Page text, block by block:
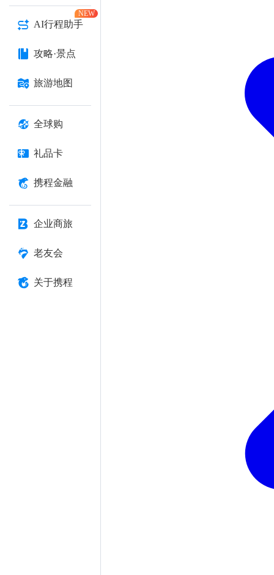
AI行程助手
NEW
攻略·景点
旅游地图
全球购
礼品卡
携程金融
企业商旅
老友会
关于携程